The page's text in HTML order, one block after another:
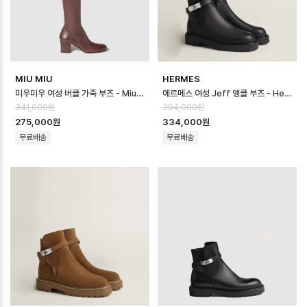
MIU MIU
미우미우 여성 버클 가죽 부츠 - Miumiu Womens Buckle Leather B…
341,000원
275,000원
무료배송
HERMES
에르메스 여성 Jeff 앵클 부츠 - Hermes Womens Jeff Ankle Boot…
394,000원
334,000원
무료배송